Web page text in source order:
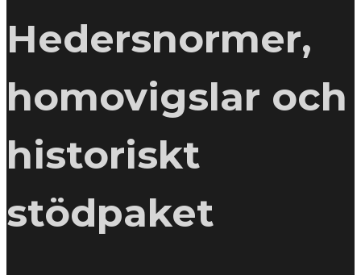
Hedersnormer,
homovigslar och
historiskt
stödpaket